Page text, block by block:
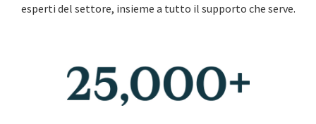
esperti del settore, insieme a tutto il supporto che serve.